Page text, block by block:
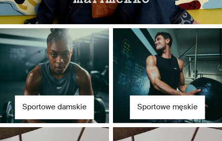
Sportowe damskie Sportowe męskie